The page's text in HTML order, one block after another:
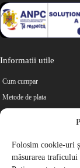
Folosim cookie-uri
măsurarea
Informatii utile
Cum cumpar
Metode de plata
Retur
Cariere